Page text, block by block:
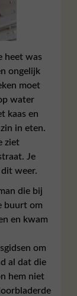
heet was
ongelijk
moet
water
kaas en
in eten.
ziet
Je
weer.
die bij
buurt om
en kwam
om
al dat die
hem niet